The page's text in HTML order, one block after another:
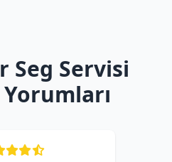
Seg Servisi